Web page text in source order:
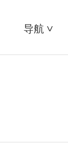
导航 >